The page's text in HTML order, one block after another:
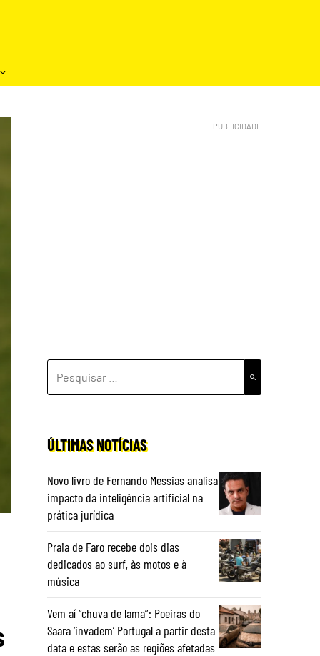
POR:
ÚLTIMAS NOTÍCIAS
Novo livro de Fernando Messias analisa
impacto da inteligência artificial na
prática jurídica
Praia de Faro recebe dois dias
dedicados ao surf, às motos e à
música
Vem aí “chuva de lama”: Poeiras do
Saara ‘invadem’ Portugal a partir desta
data e estas serão as regiões afetadas